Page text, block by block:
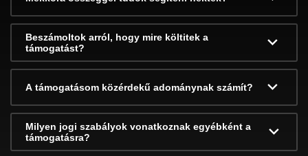
Beszámoltok arról, hogy mire költitek a
támogatást?
A támogatásom közérdekű adománynak számít?
Milyen jogi szabályok vonatkoznak egyébként a
támogatásra?